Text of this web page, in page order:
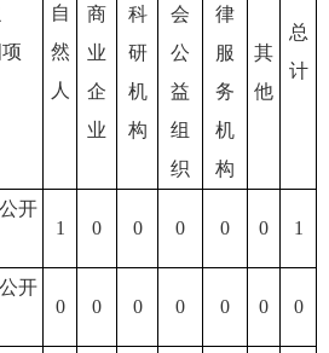
自
然
人
总
计
商
业
企
业
科
研
机
构
会
公
益
组
织
律
服
务
机
构
其
他
开
1 0 0 0 0 0 1
开
0 0 0 0 0 0 0